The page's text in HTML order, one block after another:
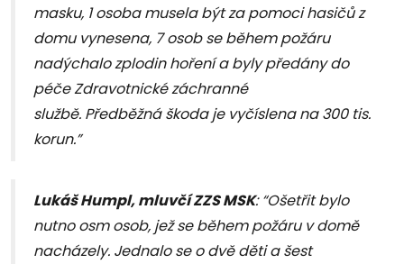
masku, 1 osoba musela být za pomoci hasičů z
domu vynesena, 7 osob se během požáru
nadýchalo zplodin hoření a byly předány do
péče Zdravotnické záchranné
službě. Předběžná škoda je vyčíslena na 300 tis.
korun.”
Lukáš Humpl, mluvčí ZZS MSK: “Ošetřit bylo
nutno osm osob, jež se během požáru v domě
nacházely. Jednalo se o dvě děti a šest